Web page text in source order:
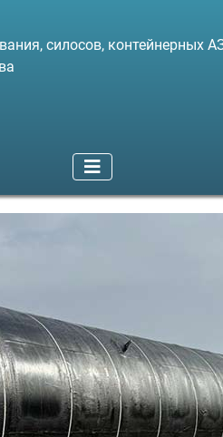
силосов, контейнерных